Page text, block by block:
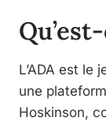
L’ADA est le
une
Hoskinson,